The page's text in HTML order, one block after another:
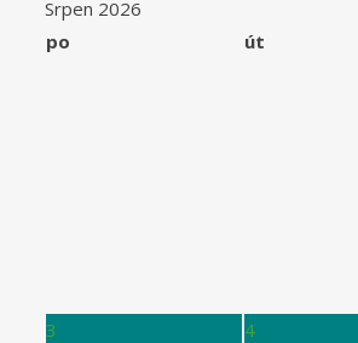
Srpen 2026
po
út
3
4